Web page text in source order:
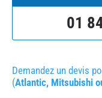
01
Demandez un devis
(Atlantic, Mitsubishi